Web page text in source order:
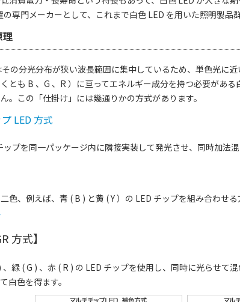
の専門メーカーとして、これまで白色 LED を用いた照明製品
理
の分光分布が狭い波長範囲に集中しているため、単色光に
とも B 、G 、R ）に亘ってエネルギー成分を持つ必要があ
。この「仕掛け」には幾通りかの方式があります。
LED 方式
ップを同一パッケージ内に隣接実装して発光させ、同時加法
色、例えば、青 ( B ) と黄 ( Y ）の LED チップを組み合わせ
方式】
、緑 ( G ) 、赤 ( R ) の LED チップを使用し、同時に光らせて
白色を得ます。